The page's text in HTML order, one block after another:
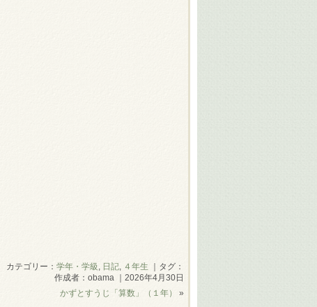
カテゴリー： 学年・学級, 日記, ４年生 ｜タグ：
作成者：obama ｜2026年4月30日
かずとすうじ「算数」（１年） »